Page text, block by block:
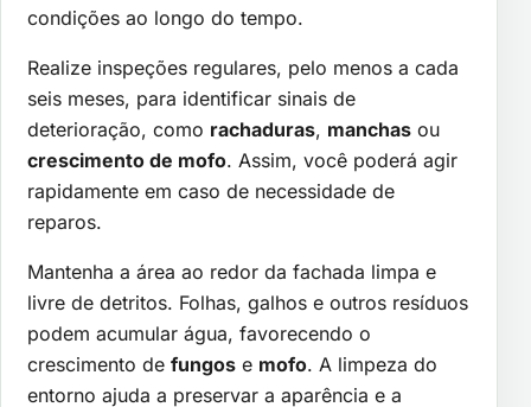
condições ao longo do tempo.
Realize inspeções regulares, pelo menos a cada
seis meses, para identificar sinais de
deterioração, como rachaduras, manchas ou
crescimento de mofo. Assim, você poderá agir
rapidamente em caso de necessidade de
reparos.
Mantenha a área ao redor da fachada limpa e
livre de detritos. Folhas, galhos e outros resíduos
podem acumular água, favorecendo o
crescimento de fungos e mofo. A limpeza do
entorno ajuda a preservar a aparência e a